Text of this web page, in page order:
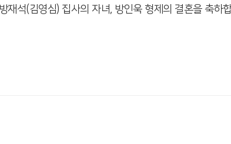
재석(김영심) 집사의 자녀, 방인욱 형제의 결혼을 축